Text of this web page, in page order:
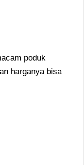
poduk
harganya bisa